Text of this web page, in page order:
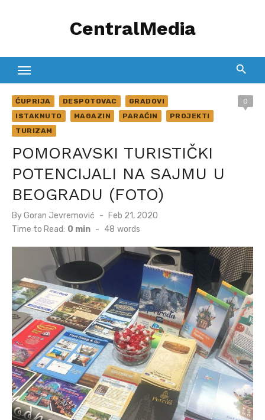
CentralMedia
ĆUPRIJA DESPOTOVAC
GRADOVI
ISTAKNUTO
MAGAZIN PARAĆIN
PROJEKTI
TURIZAM
0
POMORAVSKI TURISTIČKI
POTENCIJALI NA SAJMU U
BEOGRADU (FOTO)
ByGoran Jevremović
Posted
on
Feb 21, 2020
Time to Read: 0 min - 48 words